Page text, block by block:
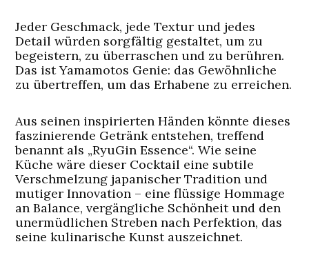
Jeder Geschmack, jede Textur und jedes
Detail würden sorgfältig gestaltet, um zu
begeistern, zu überraschen und zu berühren.
Das ist Yamamotos Genie: das Gewöhnliche
zu übertreffen, um das Erhabene zu erreichen.
Aus seinen inspirierten Händen könnte dieses
faszinierende Getränk entstehen, treffend
benannt als „RyuGin Essence“. Wie seine
Küche wäre dieser Cocktail eine subtile
Verschmelzung japanischer Tradition und
mutiger Innovation – eine flüssige Hommage
an Balance, vergängliche Schönheit und den
unermüdlichen Streben nach Perfektion, das
seine kulinarische Kunst auszeichnet.